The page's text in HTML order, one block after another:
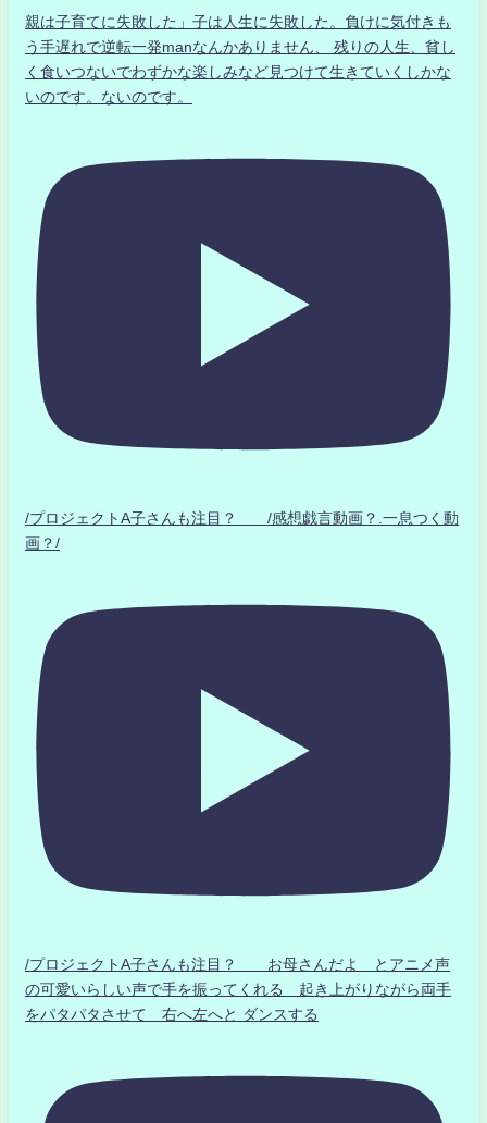
親は子育てに失敗した」子は人生に失敗した。負けに気付きも
う手遅れで逆転一発manなんかありません、 残りの人生、貧し
く食いつないでわずかな楽しみなど見つけて生きていくしかな
いのです。ないのです。
/プロジェクトA子さんも注目？ /感想戯言動画？.一息つく動
画？/
/プロジェクトA子さんも注目？ お母さんだよ とアニメ声
の可愛いらしい声で手を振ってくれる 起き上がりながら両手
をパタパタさせて 右へ左へと ダンスする